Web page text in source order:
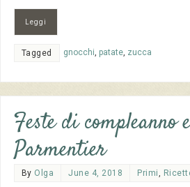
Leggi
Tagged gnocchi patate, zucca
Feste di compleanno
Parmentier
By Olga June 4, 2018 Primi,